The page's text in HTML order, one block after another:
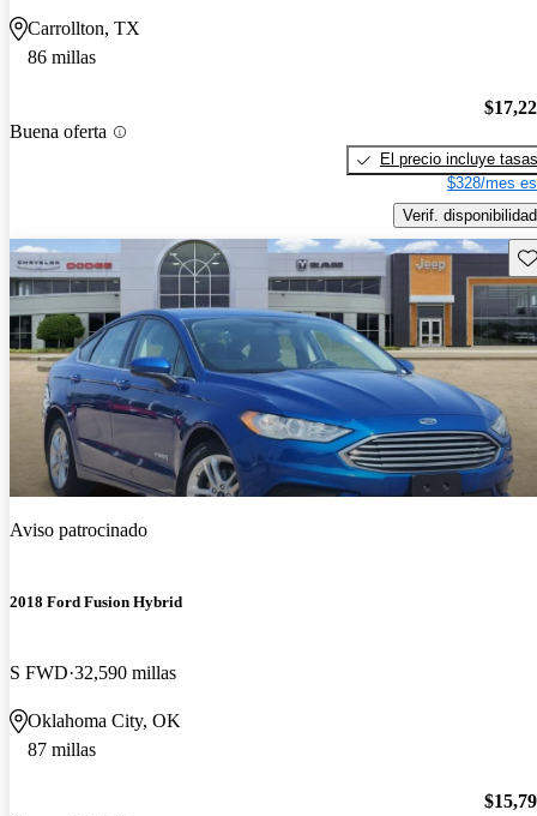
Carrollton, TX
86 millas
Buena oferta
El precio incluye tasas
$328/mes
Verif. disponibilidad
Aviso patrocinado
2018 Ford Fusion Hybrid
S FWD 32,590 millas
Oklahoma City, OK
87 millas